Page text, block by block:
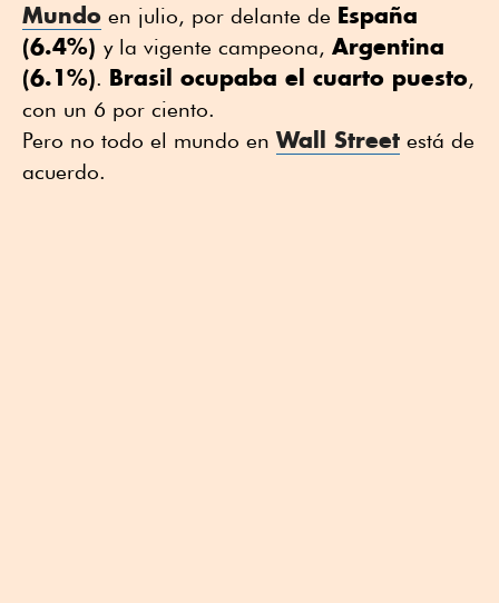
Mundo en julio, por delante de España
(6.4%) y la vigente campeona, Argentina
(6.1%). Brasil ocupaba el cuarto puesto,
con un 6 por ciento.
Pero no todo el mundo enWall Street está de
acuerdo.